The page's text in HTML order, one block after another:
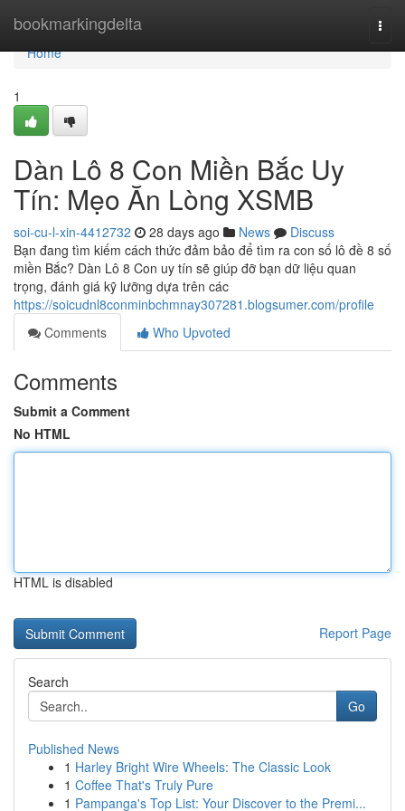
bookmarkingdelta
Home
Home
1
Dàn Lô 8 Con Miền Bắc Uy
Tín: Mẹo Ăn Lòng XSMB
soi-cu-l-xin-4412732 28 days ago News
Discuss
Bạn đang tìm kiếm cách thức đảm bảo để tìm ra con số lô đề 8 số
miền Bắc? Dàn Lô 8 Con uy tín sẽ giúp đỡ bạn dữ liệu quan
trọng, đánh giá kỹ lưỡng dựa trên các
https://soicudnl8conminbchmnay307281.blogsumer.com/profile
Comments
Who Upvoted
Comments
Submit a Comment
No HTML
HTML is disabled
Report Page
Search
Go
Published News
1 Harley Bright Wire Wheels: The Classic Look
1 Coffee That's Truly Pure
1 Pampanga's Top List: Your Discover to the Premi...